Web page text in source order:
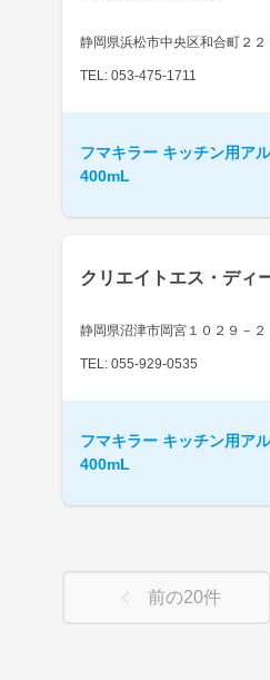
静岡県浜松市中央区和合町２２
TEL: 053-475-1711
フマキラー キッチン用ア
400mL
クリエイトエス・ディ
静岡県沼津市岡宮１０２９－２
TEL: 055-929-0535
フマキラー キッチン用ア
400mL
前の20件